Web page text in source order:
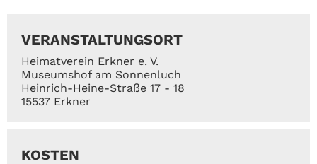
VERANSTALTUNGSORT
Heimatverein Erkner e. V.
Museumshof am Sonnenluch
Heinrich-Heine-Straße 17 - 18
15537 Erkner
KOSTEN